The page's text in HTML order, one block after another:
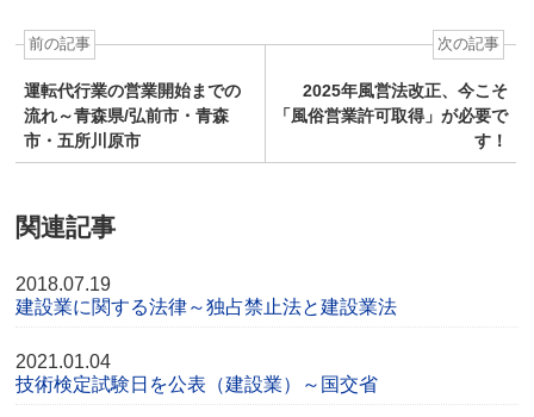
前の記事
運転代行業の営業開始までの
流れ～青森県/弘前市・青森
市・五所川原市
次の記事
2025年風営法改正、今こそ
「風俗営業許可取得」が必要で
す！
関連記事
2018.07.19
建設業に関する法律～独占禁止法と建設業法
2021.01.04
技術検定試験日を公表（建設業）～国交省